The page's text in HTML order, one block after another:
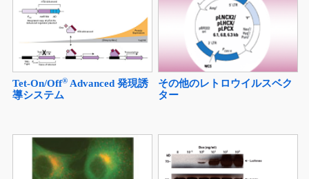
Tet-On/Off®Advanced 発現誘
導システム
その他のレトロウイルスベク
ター